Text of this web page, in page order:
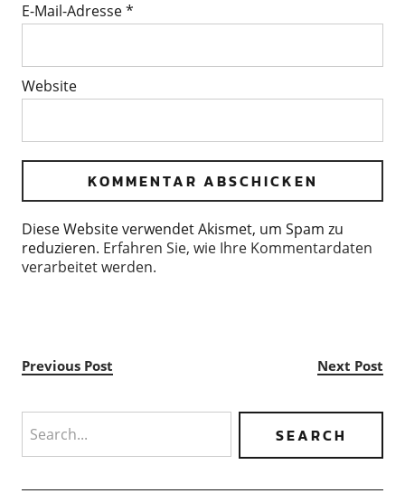
E-Mail-Adresse*
Website
Diese Website verwendet Akismet, um Spam zu
reduzieren. Erfahren Sie, wie Ihre Kommentardaten
verarbeitet werden.
Previous Post Next Post